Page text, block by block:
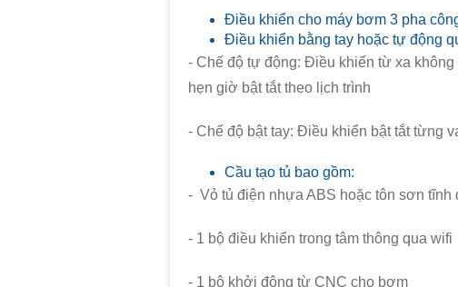
Điều khiển cho máy bơm 3 pha
Điều khiển bằng tay hoặc tự động
- Chế độ tự động: Điều khiển từ xa
hẹn giờ bật tắt theo lịch trình
- Chế độ bật tay: Điều khiển bật tắt từng
Cầu tạo tủ bao gồm:
- Vỏ tủ điện nhựa ABS hoặc tôn sơn tĩnh
- 1 bộ điều khiển trong tâm thông qua wifi
- 1 bộ khởi động từ CNC cho bơm